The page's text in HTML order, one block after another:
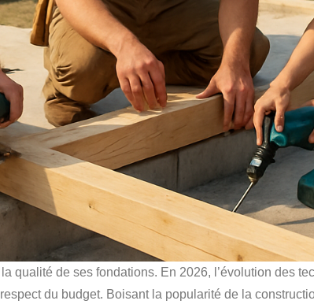
qualité de ses fondations. En 2026, l’évolution des
du budget. Boisant la popularité de la